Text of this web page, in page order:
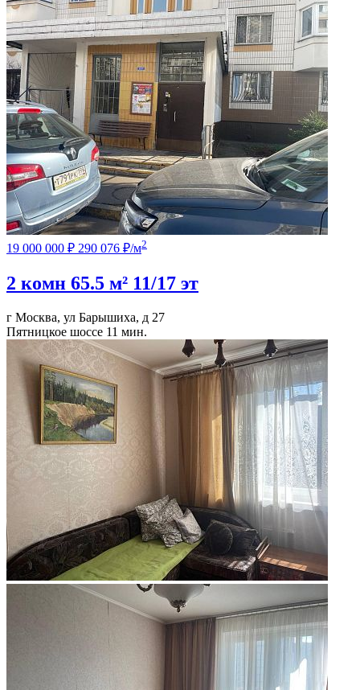
19 000 000 ₽ 290 076 ₽/м2
2 комн 65.5 м² 11/17 эт
г Москва, ул Барышиха, д 27
Пятницкое шоссе 11 мин.